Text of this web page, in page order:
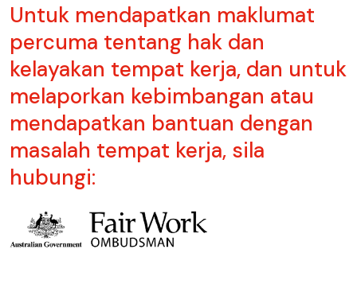
Untuk mendapatkan maklumat
percuma tentang hak dan
kelayakan tempat kerja, dan untuk
melaporkan kebimbangan atau
mendapatkan bantuan dengan
masalah tempat kerja, sila
hubungi: